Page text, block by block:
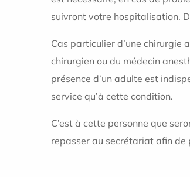
suivront votre hospitalisation.
Cas particulier d’une chirurgie
chirurgien ou du médecin
présence d’un adulte est
service qu’à cette condition.
C’est à cette personne que
repasser au secrétariat afin